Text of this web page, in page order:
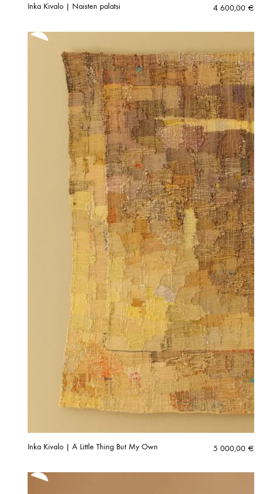
Inka Kivalo | Naisten palatsi 4 600,00 €
Inka Kivalo | A Little Thing But My Own 5 000,00 €